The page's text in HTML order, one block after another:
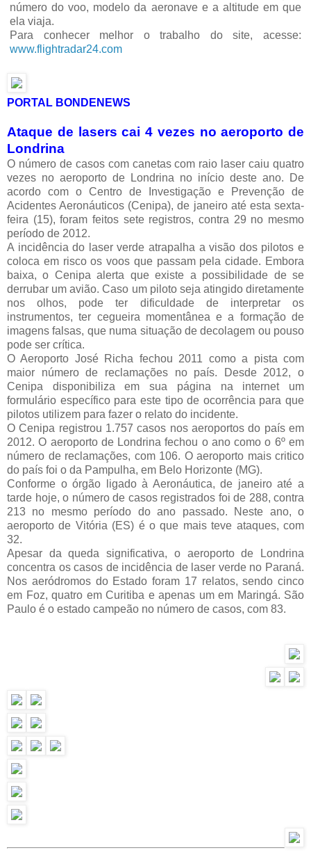
número do voo, modelo da aeronave e a altitude em que
ela viaja.
Para conhecer melhor o trabalho do site, acesse:
www.flightradar24.com
PORTAL BONDENEWS
Ataque de lasers cai 4 vezes no aeroporto de
Londrina
O número de casos com canetas com raio laser caiu quatro
vezes no aeroporto de Londrina no início deste ano. De
acordo com o Centro de Investigação e Prevenção de
Acidentes Aeronáuticos (Cenipa), de janeiro até esta sexta-
feira (15), foram feitos sete registros, contra 29 no mesmo
período de 2012.
A incidência do laser verde atrapalha a visão dos pilotos e
coloca em risco os voos que passam pela cidade. Embora
baixa, o Cenipa alerta que existe a possibilidade de se
derrubar um avião. Caso um piloto seja atingido diretamente
nos olhos, pode ter dificuldade de interpretar os
instrumentos, ter cegueira momentânea e a formação de
imagens falsas, que numa situação de decolagem ou pouso
pode ser crítica.
O Aeroporto José Richa fechou 2011 como a pista com
maior número de reclamações no país. Desde 2012, o
Cenipa disponibiliza em sua página na internet um
formulário específico para este tipo de ocorrência para que
pilotos utilizem para fazer o relato do incidente.
O Cenipa registrou 1.757 casos nos aeroportos do país em
2012. O aeroporto de Londrina fechou o ano como o 6º em
número de reclamações, com 106. O aeroporto mais critico
do país foi o da Pampulha, em Belo Horizonte (MG).
Conforme o órgão ligado à Aeronáutica, de janeiro até a
tarde hoje, o número de casos registrados foi de 288, contra
213 no mesmo período do ano passado. Neste ano, o
aeroporto de Vitória (ES) é o que mais teve ataques, com
32.
Apesar da queda significativa, o aeroporto de Londrina
concentra os casos de incidência de laser verde no Paraná.
Nos aeródromos do Estado foram 17 relatos, sendo cinco
em Foz, quatro em Curitiba e apenas um em Maringá. São
Paulo é o estado campeão no número de casos, com 83.